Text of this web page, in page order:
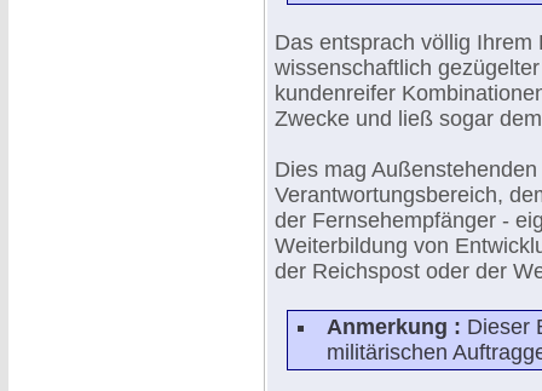
Das entsprach völlig
wissenschaftlich
kundenreifer
Zwecke und ließ sogar
Dies mag
Verantwortungsbereich,
der Fernsehempfänger -
Weiterbildung von
der Reichspost oder der
Anmerkung : Dieser
militärischen